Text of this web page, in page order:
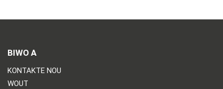
BIWO A
KONTAKTE NOU
WOUT